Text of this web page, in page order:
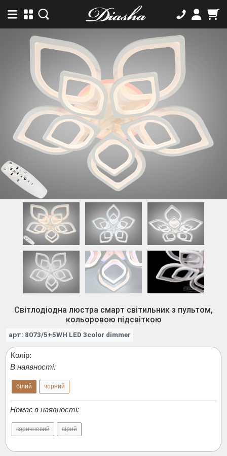
Світлодіодна люстра смарт світильник з пультом,
кольоровою підсвіткою
арт: 8073/5+5WH LED 3color dimmer
Колір:
В наявності:
білий чорний
Немає в наявності:
коричневий сірий